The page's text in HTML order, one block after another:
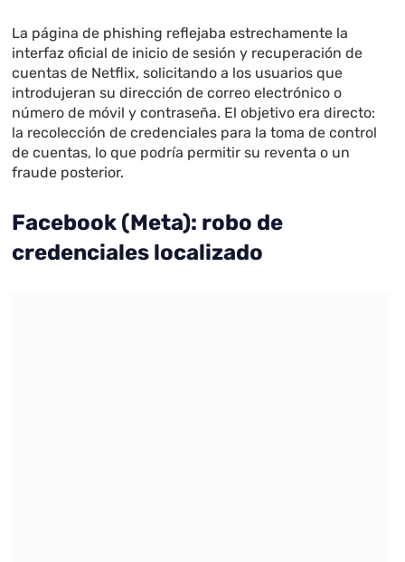
La página de phishing reflejaba estrechamente la
interfaz oficial de inicio de sesión y recuperación de
cuentas de Netflix, solicitando a los usuarios que
introdujeran su dirección de correo electrónico o
número de móvil y contraseña. El objetivo era directo:
la recolección de credenciales para la toma de control
de cuentas, lo que podría permitir su reventa o un
fraude posterior.
Facebook (Meta): robo de
credenciales localizado